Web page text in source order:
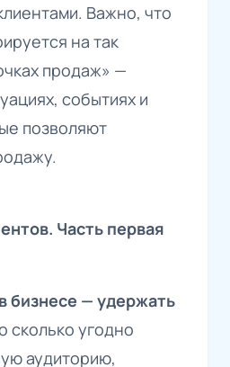
Важно, что
на так
продаж» —
событиях и
позволяют
Часть первая
бизнесе — удержать
сколько угодно
аудиторию,